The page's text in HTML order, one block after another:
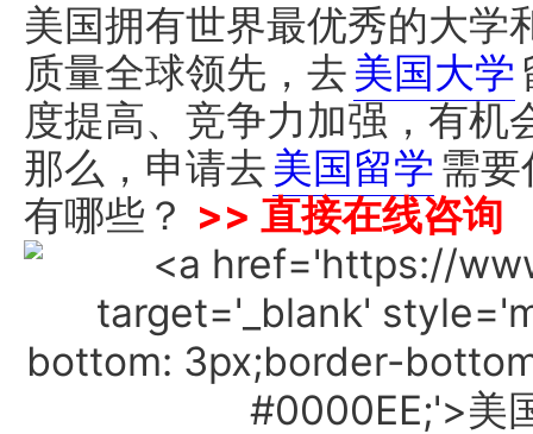
美国拥有世界最优秀的大学
质量全球领先，去 美国大学
度提高、竞争力加强，有机
那么，申请去 美国留学 需
有哪些？ >> 直接在线咨询